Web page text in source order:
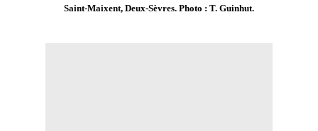
Saint-Maixent, Deux-Sèvres. Photo : T. Guinhut.